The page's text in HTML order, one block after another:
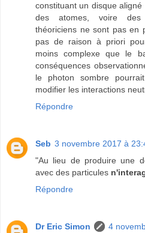
constituant un disque
des atomes, voire des
théoriciens ne sont pas en
pas de raison à priori
moins complexe que le
conséquences
le photon sombre
modifier les interactions
Répondre
Seb 3 novembre 2017 à
"Au lieu de produire une
avec des particules
Répondre
Dr Eric Simon
4